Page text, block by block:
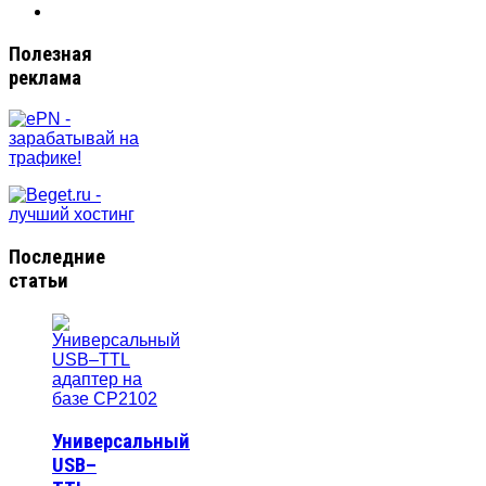
Полезная
реклама
Последние
статьи
Универсальный
USB–